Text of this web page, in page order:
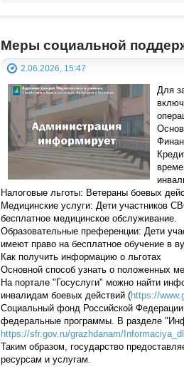
Меры социальной
2.06.2026, 15:47
Для
Налоговые льготы: Ветераны боевых
Медицинские услуги: Дети участников
бесплатное медицинское обслуживание.
Образовательные преференции: Дети
имеют право на бесплатное обучение в
Как получить информацию о льготах
Основной способ узнать о положенных
На портале " Госуслуги" можно найти
инвалидам боевых действий (https://
Социальный фонд Российской
федеральные программы. В разделе "
https://sfr.gov.ru/grazhdanam/
Таким образом, государство
ресурсам и услугам.